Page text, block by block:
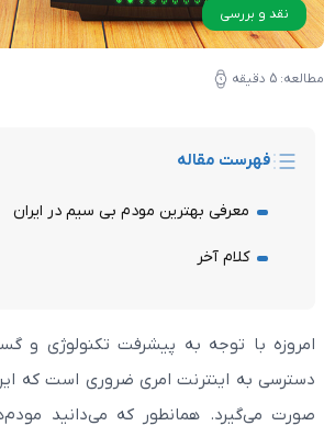
مودم بی سیم در ایران
به پیشرفت تکنولوژی و گسترش فضای مجازی،
امری ضروری است که این امر از طریقمودم
که می‌دانید مودم‌‌ها با توجه به نوع